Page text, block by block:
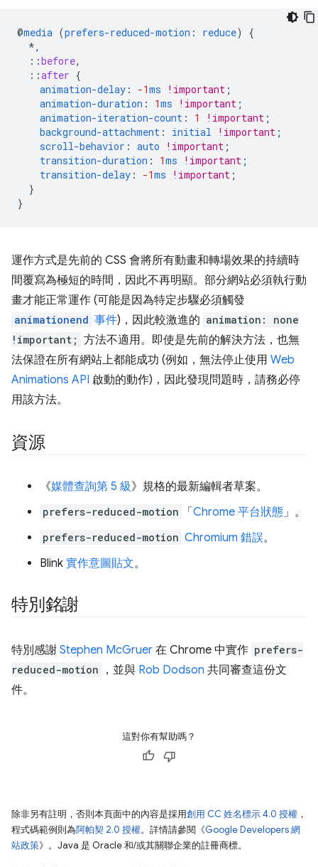
@media (prefers-reduced-motion : reduce)
{
*,
::before,
::after {
animation-delay : -1ms !important ;
animation-duration : 1ms !important ;
animation-iteration-count : 1 !important ;
background-attachment : initial !important ;
scroll-behavior : auto !important ;
transition-duration : 1ms !important ;
transition-delay : -1ms !important ;
}
}
運作方式是先前的 CSS 會將所有動畫和轉場效果的持續時
間覆寫為極短的時間，因此不再明顯。部分網站必須執行動
畫才能正常運作 (可能是因為特定步驟必須觸發
animationend 事件)，因此較激進的 animation: none
!important; 方法不適用。即使是先前的解決方法，也無
法保證在所有網站上都能成功 (例如，無法停止使用 Web
Animations API 啟動的動作)，因此發現問題時，請務必停
用該方法。
資源
《媒體查詢第 5 級》規格的最新編輯者草案。
prefers-reduced-motion 「Chrome 平台狀態 」。
prefers-reduced-motion Chromium 錯誤。
Blink 實作意圖貼文。
特別銘謝
特別感謝 Stephen McGruer 在 Chrome 中實作 prefers-
reduced-motion
，並與 Rob Dodson 共同審查這份文
件。
這對你有幫助嗎？
除非另有註明，否則本頁面中的內容是採用創用 CC 姓名標示 4.0 授權 ，
程式碼範例則為阿帕契 2.0 授權。詳情請參閱《Google Developers 網
站政策》。Java 是 Oracle 和/或其關聯企業的註冊商標。